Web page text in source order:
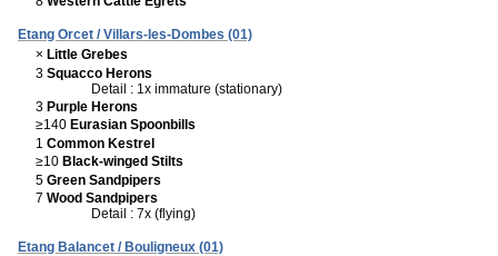
Etang Orcet / Villars-les-Dombes (01)
× Little Grebes
3 Squacco Herons
Detail : 1x immature (stationary)
3 Purple Herons
≥140 Eurasian Spoonbills
1 Common Kestrel
≥10 Black-winged Stilts
5 Green Sandpipers
7 Wood Sandpipers
Detail : 7x (flying)
Etang Balancet / Bouligneux (01)